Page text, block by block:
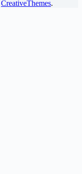
CreativeThemes.